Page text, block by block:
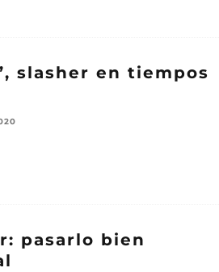
slasher en tiempos
pasarlo bien